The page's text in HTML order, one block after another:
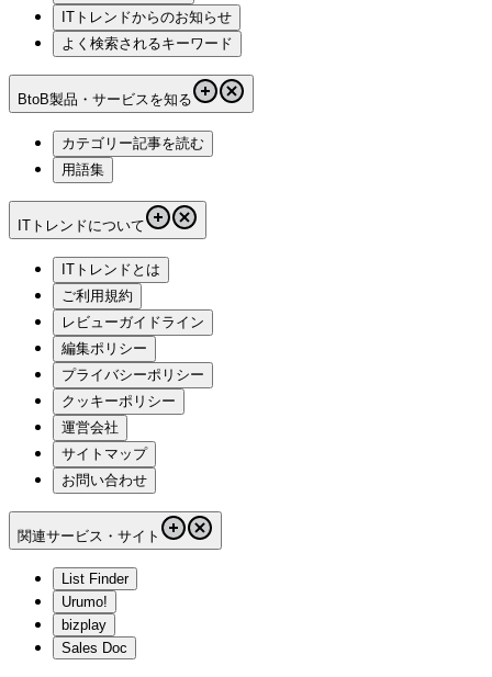
ITトレンドからのお知らせ
よく検索されるキーワード
BtoB製品・サービスを知る
カテゴリー記事を読む
用語集
ITトレンドについて
ITトレンドとは
ご利用規約
レビューガイドライン
編集ポリシー
プライバシーポリシー
クッキーポリシー
運営会社
サイトマップ
お問い合わせ
関連サービス・サイト
List Finder
Urumo!
bizplay
Sales Doc